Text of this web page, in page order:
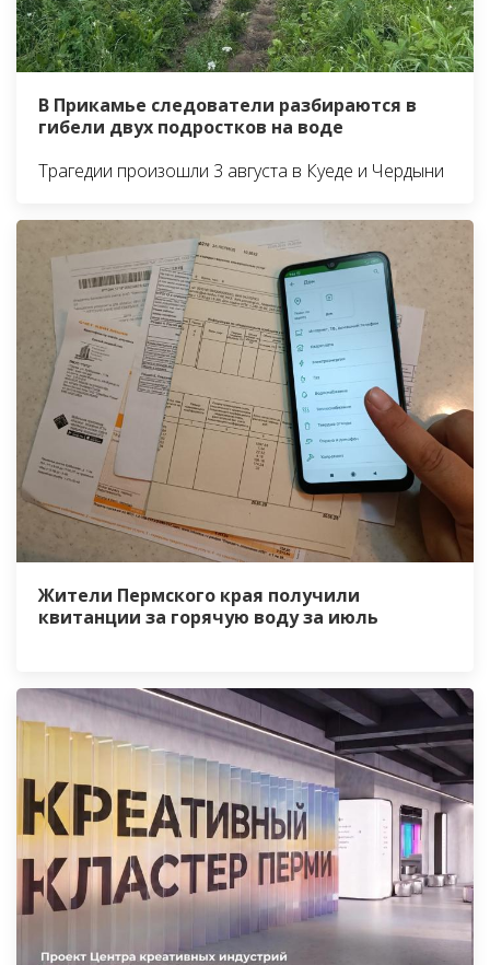
В Прикамье следователи разбираются в
гибели двух подростков на воде
Трагедии произошли 3 августа в Куеде и Чердыни
Жители Пермского края получили
квитанции за горячую воду за июль